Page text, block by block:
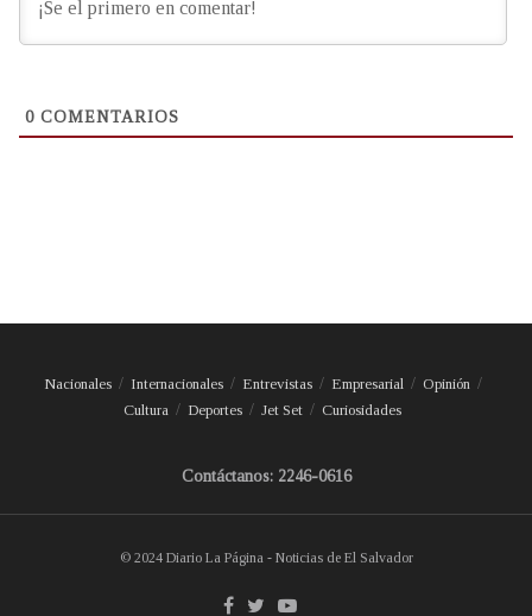
0 COMENTARIOS
Nacionales Internacionales Entrevistas Empresarial
Opinión
Cultura
Deportes Jet Set Curiosidades
Contáctanos: 2246-0616
© 2024 Diario La Página - Noticias de El Salvador